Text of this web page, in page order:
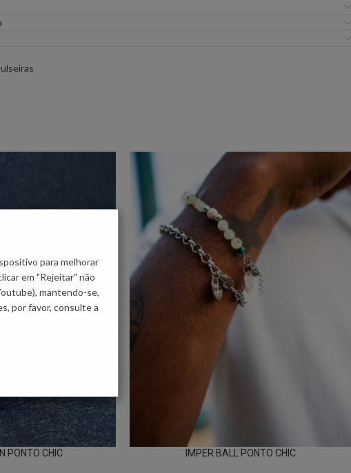
VIEIRA
PONTO CHIC IMPER BALL PONTO CHIC
para melhorar
em "Rejeitar" não
mantendo-se,
por favor, consulte a